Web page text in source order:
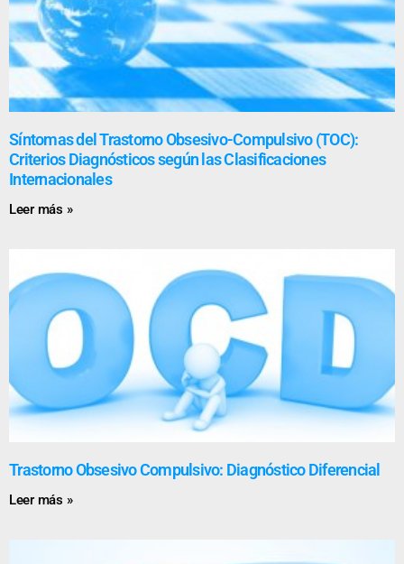
Síntomas del Trastorno Obsesivo-Compulsivo (TOC):
Criterios Diagnósticos según las Clasificaciones
Internacionales
Leer más »
Trastorno Obsesivo Compulsivo: Diagnóstico Diferencial
Leer más »